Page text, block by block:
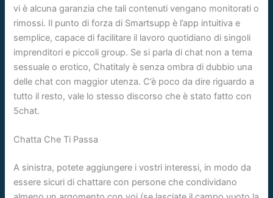
vi è alcuna garanzia che tali contenuti vengano monitorati o
rimossi. Il punto di forza di Smartsupp è l’app intuitiva e
semplice, capace di facilitare il lavoro quotidiano di singoli
imprenditori e piccoli group. Se si parla di chat non a tema
sessuale o erotico, Chatitaly è senza ombra di dubbio una
delle chat con maggior utenza. C’è poco da dire riguardo a
tutto il resto, vale lo stesso discorso che è stato fatto con
5chat.
Chatta Che Ti Passa
A sinistra, potete aggiungere i vostri interessi, in modo da
essere sicuri di chattare con persone che condividano